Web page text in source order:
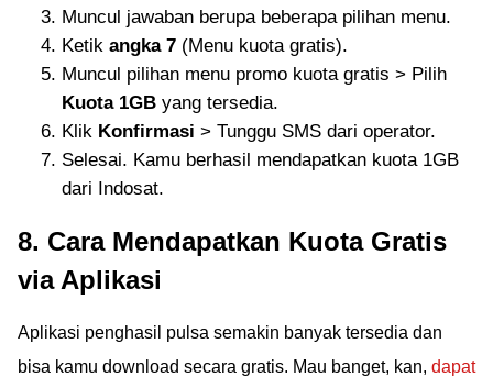
Muncul jawaban berupa beberapa pilihan menu.
Ketik angka 7 (Menu kuota gratis).
Muncul pilihan menu promo kuota gratis > Pilih
Kuota 1GB yang tersedia.
Klik Konfirmasi > Tunggu SMS dari operator.
Selesai. Kamu berhasil mendapatkan kuota 1GB
dari Indosat.
8. Cara Mendapatkan Kuota Gratis
via Aplikasi
Aplikasi penghasil pulsa semakin banyak tersedia dan
bisa kamu download secara gratis. Mau banget, kan, dapat